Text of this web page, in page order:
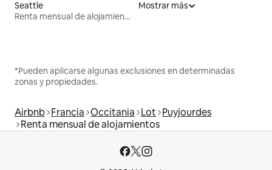
Seattle
Renta mensual de alojamientos
Mostrar más
*Pueden aplicarse algunas exclusiones en determinadas
zonas y propiedades.
Airbnb Francia Occitania Lot Puyjourdes
Renta mensual de alojamientos